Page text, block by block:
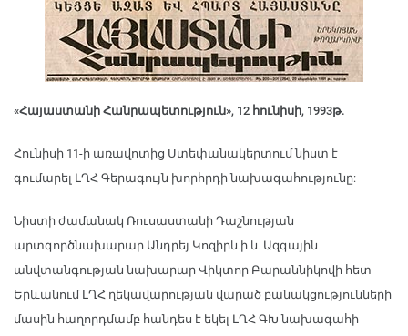
«Հայաստանի Հանրապետություն», 12 հունիսի, 1993թ.
Հունիսի 11-ի առավոտից Ստեփանակերտում նիստ է
գումարել ԼՂՀ Գերագույն խորհրդի նախագահությունը:
Նիստի ժամանակ Ռուսաստանի Դաշնության
արտգործնախարար Անդրեյ Կոզիրևի և Ազգային
անվտանգության նախարար Վիկտոր Բարաննիկովի հետ
Երևանում ԼՂՀ ղեկավարության վարած բանակցությունների
մասին հաղորդմամբ հանդես է եկել ԼՂՀ ԳԽ նախագահի